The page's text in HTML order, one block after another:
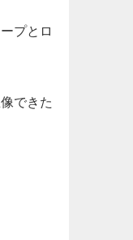
プとロ
できた